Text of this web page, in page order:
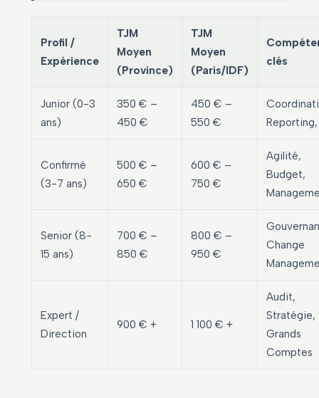
Profil /
Expérience
TJM
Moyen
(Province)
TJM
Moyen
(Paris/IDF)
clés
Junior (0-3
ans)
350 € –
450 €
450 € –
550 €
Confirmé
(3-7 ans)
500 € –
650 €
600 € –
750 €
Agilité,
Budget,
Senior (8-
15 ans)
700 € –
850 €
800 € –
950 €
Change
Expert /
Direction
900 € + 1 100 € +
Audit,
Stratégie,
Grands
Comptes